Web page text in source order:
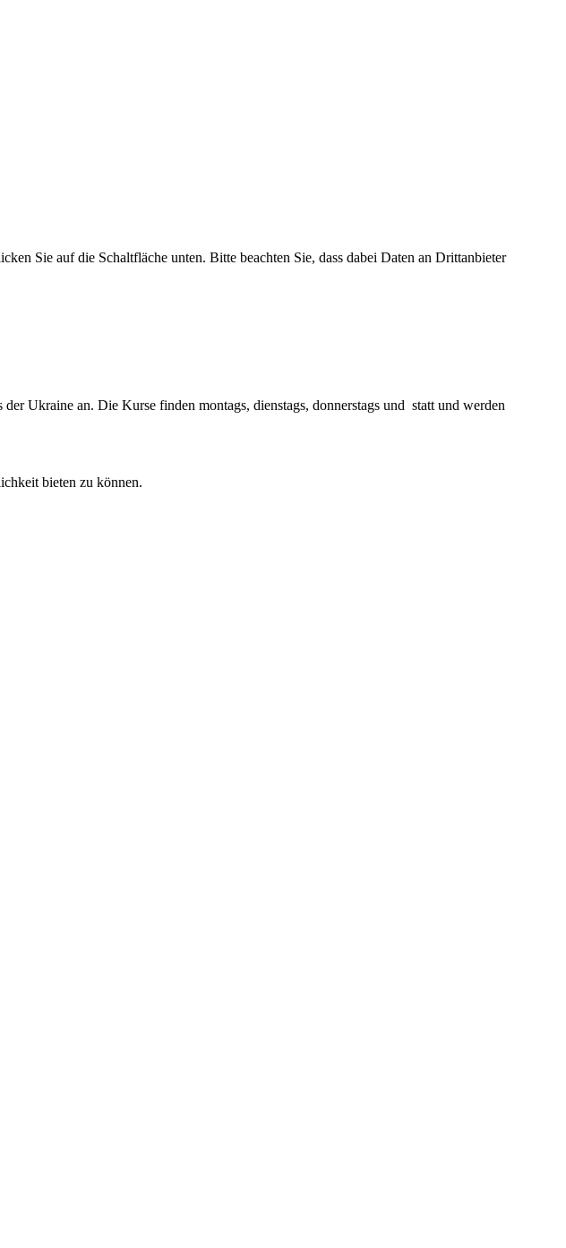
Sie auf die Schaltfläche unten. Bitte beachten Sie, dass dabei Daten an Drittanbieter
Ukraine an. Die Kurse finden montags, dienstags, donnerstags und statt und werden
bieten zu können.